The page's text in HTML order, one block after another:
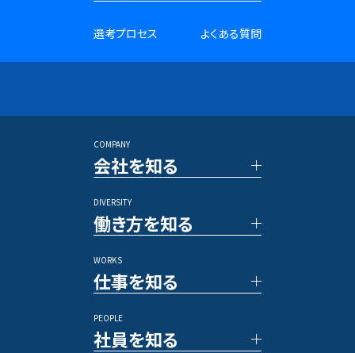
■新卒採用
28年卒 PRコンサルタント
長期インターンシップ
■キャリア採用
PRコンサルタント
アルムナイ採用
その他のポジション
選考プロセス よくある質問
COMPANY
会社を知る
TOP メッセージ
ベクトルの強み
新規事業／投資事業
アワード/ランキング
DIVERSITY
働き方を知る
社員の一日
各種制度
休暇／勤怠制度
WORKS
仕事を知る
事例紹介
業務内容
PEOPLE
社員を知る